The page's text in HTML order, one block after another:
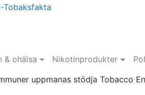
& ohälsa Nikotinprodukter
uppmanas stödja Tobacco